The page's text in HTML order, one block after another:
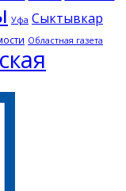
Уфа Сыктывкар
Областная газета